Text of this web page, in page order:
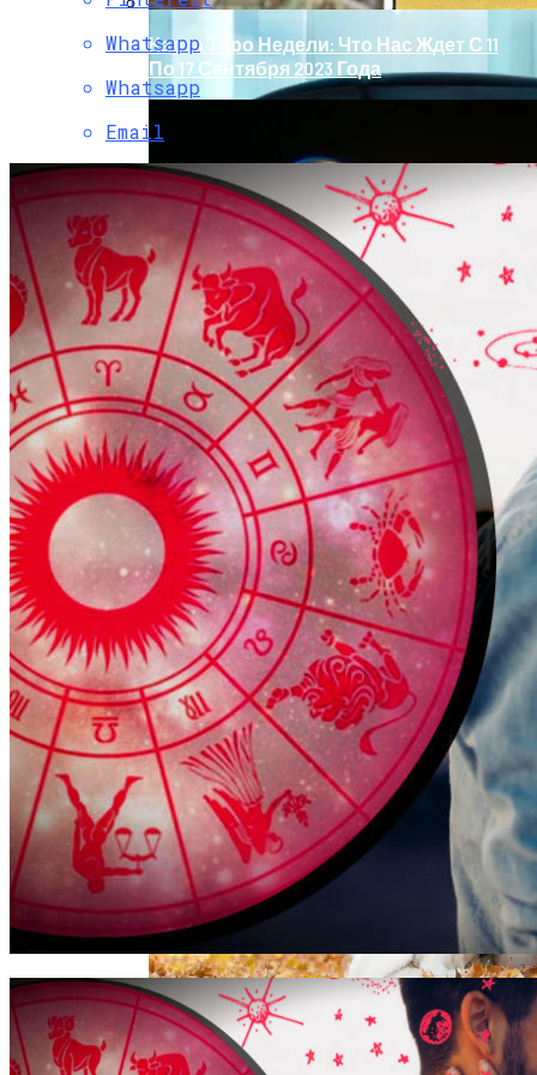
Обновление Для Range Rover Velar:
«умные» Фары, Новый Салон,
Улучшение PHEV-Версии
Электромобиль Xiaomi: Внешность Уже
Известна, Имя – Еще Нет
Карта Таро Недели: Что Нас Ждет С 11
По 17 Сентября 2023 Года
Почему Тухнет Свеча На Отпевании
Покойника, И Как Живому Откупиться
От Мертвого
Каким Знакам Зодиака Судьба
Whatsapp
Whatsapp
Email